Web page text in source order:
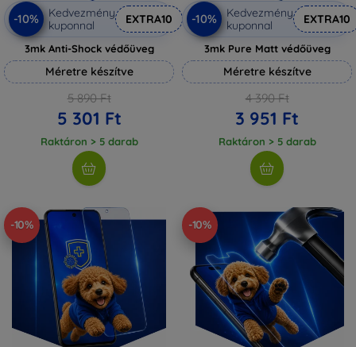
-10%
Kedvezmény
kuponnal
EXTRA10
3mk Anti-Shock védőüveg
Méretre készítve
5 890 Ft
5 301 Ft
Raktáron > 5 darab
-10%
Kedvezmény
kuponnal
EXTRA10
3mk Pure Matt védőüveg
Méretre készítve
4 390 Ft
3 951 Ft
Raktáron > 5 darab
-10% -10%